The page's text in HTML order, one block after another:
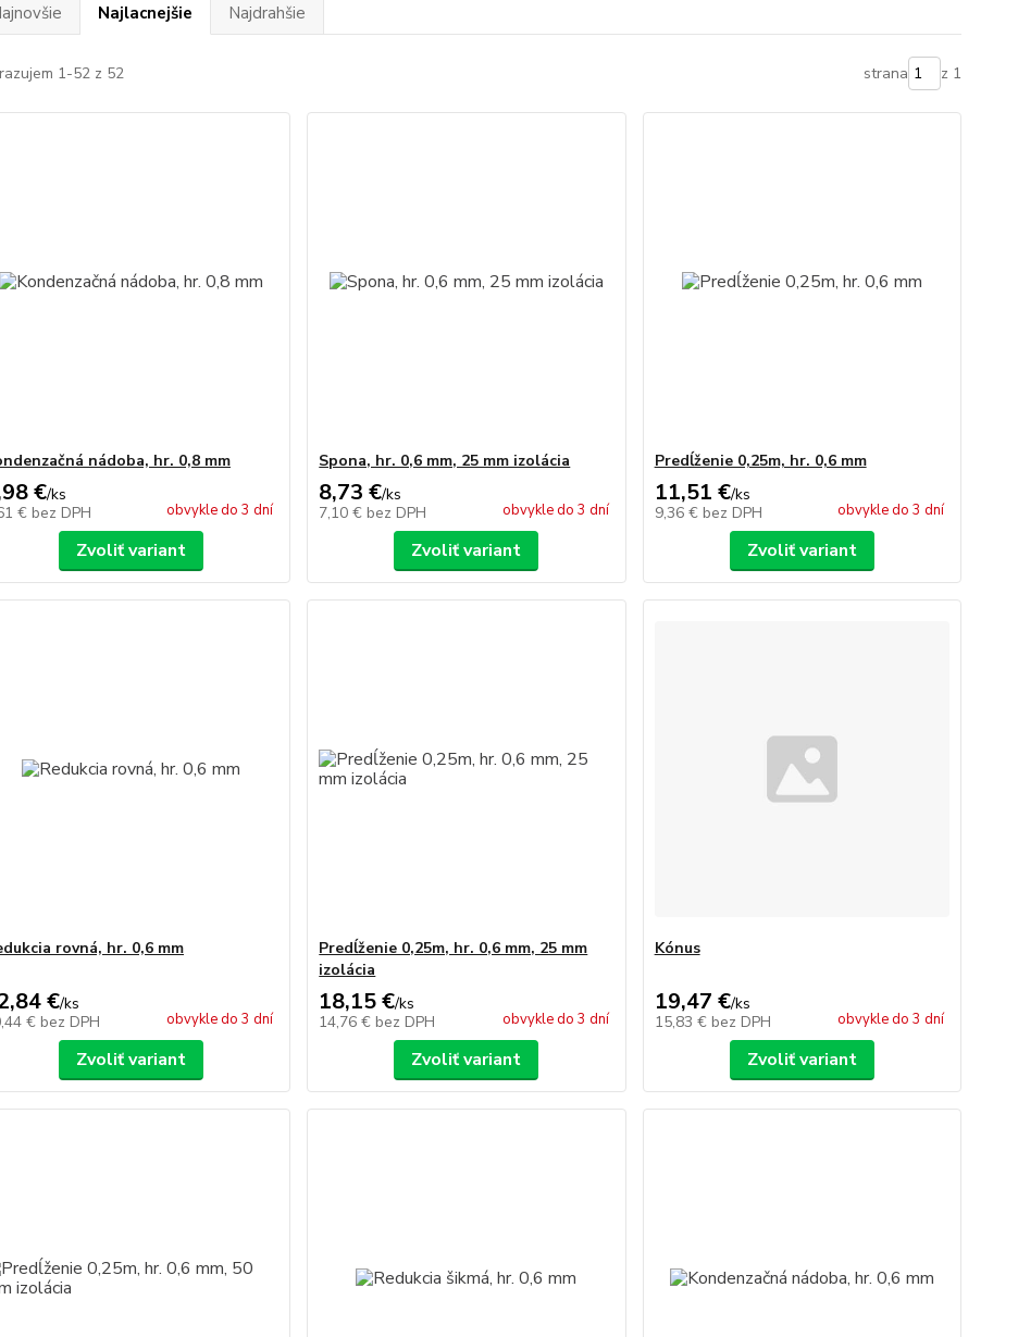
Najlacnejšie Najdrahšie
1-52 z 52 strana z 1
nádoba, hr. 0,8 mm
€/ks
€ bez DPH obvykle do 3 dní
Zvoliť variant
Spona, hr. 0,6 mm, 25 mm izolácia
8,73 €/ks
7,10 € bez DPH obvykle do 3 dní
Zvoliť variant
Predĺženie 0,25m, hr. 0,6 mm
11,51 €/ks
9,36 € bez DPH obvykle do 3 dní
Zvoliť variant
rovná, hr. 0,6 mm
€/ks
€ bez DPH obvykle do 3 dní
Zvoliť variant
Predĺženie 0,25m, hr. 0,6 mm, 25 mm
izolácia
18,15 €/ks
14,76 € bez DPH obvykle do 3 dní
Zvoliť variant
Kónus
19,47 €/ks
15,83 € bez DPH obvykle do 3 dní
Zvoliť variant